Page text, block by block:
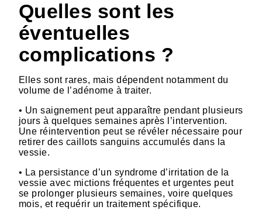
Quelles sont les
éventuelles
complications ?
Elles sont rares, mais dépendent notamment du
volume de l’adénome à traiter.
• Un saignement peut apparaître pendant plusieurs
jours à quelques semaines après l’intervention.
Une réintervention peut se révéler nécessaire pour
retirer des caillots sanguins accumulés dans la
vessie.
• La persistance d’un syndrome d’irritation de la
vessie avec mictions fréquentes et urgentes peut
se prolonger plusieurs semaines, voire quelques
mois, et requérir un traitement spécifique.